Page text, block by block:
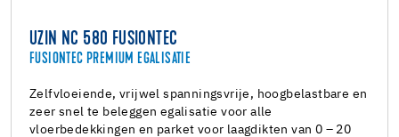
UZIN NC 580 FUSIONTEC
FUSIONTEC PREMIUM EGALISATIE
Zelfvloeiende, vrijwel spanningsvrije, hoogbelastbare en
zeer snel te beleggen egalisatie voor alle
vloerbedekkingen en parket voor laagdikten van 0 – 20